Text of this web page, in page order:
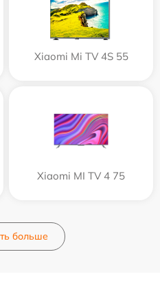
Xiaomi Mi TV 4S 55
Xiaomi MI TV 4 75
больше